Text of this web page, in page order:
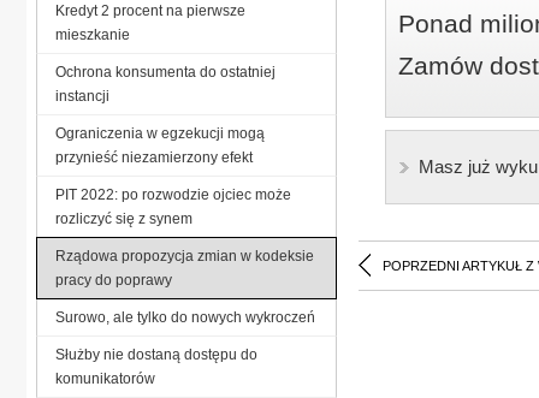
Ponad
Zamów
Masz już
POPRZEDNI ARTYKUŁ Z
Kredyt 2 procent na pierwsze
mieszkanie
Ochrona konsumenta do ostatniej
instancji
Ograniczenia w egzekucji mogą
przynieść niezamierzony efekt
PIT 2022: po rozwodzie ojciec może
rozliczyć się z synem
Rządowa propozycja zmian w kodeksie
pracy do poprawy
Surowo, ale tylko do nowych wykroczeń
Służby nie dostaną dostępu do
komunikatorów